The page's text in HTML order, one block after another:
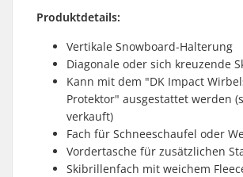
Produktdetails:
Vertikale Snowboard-Halterung
Diagonale oder sich kreuzende
Kann mit dem "DK Impact
Protektor" ausgestattet werden
verkauft)
Fach für Schneeschaufel oder
Vordertasche für zusätzlichen
Skibrillenfach mit weichem